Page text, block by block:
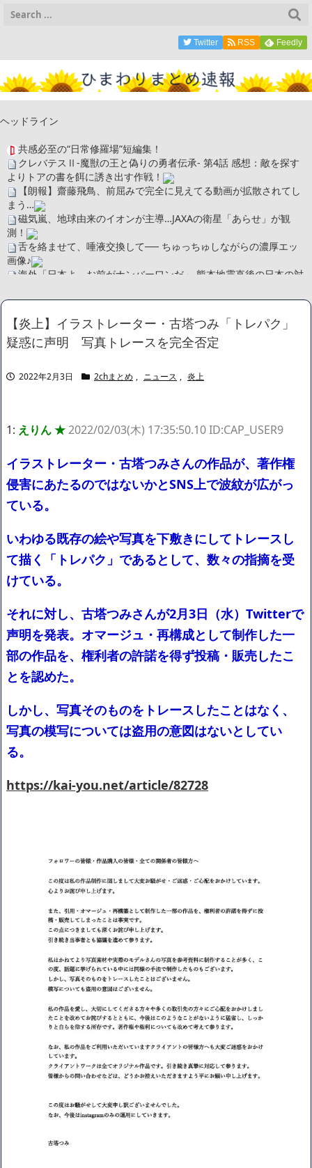
Twitter RSS Feedly
ヘッドライン
共感必至の“日常修羅場”短編集！
クレバテスⅡ-魔獣の王と偽りの勇者伝承- 第4話 感想：敵を探す
よりトアの書を餌に誘き出す作戦！
【朗報】齋藤飛鳥、前屈みで完全に見えてる動画が拡散されてし
まう…
磁気嵐、地球由来のイオンが主導…JAXAの衛星「あらせ」が観
測！
舌を絡ませて、唾液交換して── ちゅっちゅしながらの濃厚エッ
画像♪
海外「日本よ、お前がナンバーワンだ」 熊本地震直後の日本の対
広末涼子さん、正気に戻ってしまい絶望する・・・「アカン、キ
ャリアがすべて終わった」
【悲報】サウナブーム終了のお知らせ 5年で｢ととのう客｣4割減
まう・・・
【数学】なんだよこの漫画www【注意】
【愕然】ワイ「豚バラ220gカリッカリになるまで焼いて重さ調べ
果・・・・・・・・・・・・・・・・・・・
【悲報】ジェネリック医薬品、4割が承認書と異なる製造だった
ことが発覚「衝撃的な数字だ」
金資産の取崩し
いうデマ記事をこっそり削除してしまう
SM風俗嬢ワイ、なんでも答えるが質問ある？
Powered by livedoor 相互RSS
1420gの娘がくれた“生きる力”。
中居正広さん、ひそかに◯◯していた・・・
NEW!
中国「日本は原爆被害者の立場で同情を買おうとするのを止め
ろ」NEW!
出張から帰ったら、嫁の顔が青ざめていた。俺「一体何があった
んだ？」嫁「…」→子供たちに話を聞くと…
出た。「やっぱりこの部屋嫌だ」と思った瞬間、体が前にドンッと
突き飛ばされて…
NEW!
宮崎駿「心の穴を埋めるために、交配を重ねた毛虫みたいな小さ
な犬を連れてる人、本当に醜い」←これどう思う？
ギレ！怖すぎると話題に
【画像】身長155cm・体重36kg・ウエスト51cmのスレンダー美
【配信者】「金バエ」のSNS更新が1週間途絶え、様々な憶測が
なっており、本人ではないとの憶測が広がる
買収されてしまう
ハードオフに売っていた4万4000円のフィギュアがヤバすぎるｗ
ｗｗｗｗｗ「こんな高いの？ｗｗ」「逆に超安い」
【閲覧注意】俺が近くにいると機械が壊れるんだけどさ
私は6年間「子無し既婚女性」で人から様々なことを言われてき
たけど子無しの原因は親の教えのせいかもしれません
Powered by livedoor 相互RSS
【炎上】イラストレーター・古塔つみ「トレパク」
疑惑に声明 写真トレースを完全否定
2022年2月3日 2chまとめ , ニュース , 炎上
1: えりん ★2022/02/03(木) 17:35:50.10 ID:CAP_USER9
イラストレーター・古塔つみさんの作品が、著作権
侵害にあたるのではないかとSNS上で波紋が広がっ
ている。
いわゆる既存の絵や写真を下敷きにしてトレースし
て描く「トレパク」であるとして、数々の指摘を受
けている。
それに対し、古塔つみさんが2月3日（水）Twitterで
声明を発表。オマージュ・再構成として制作した一
部の作品を、権利者の許諾を得ず投稿・販売したこ
とを認めた。
しかし、写真そのものをトレースしたことはなく、
写真の模写については盗用の意図はないとしてい
る。
https://kai-you.net/article/82728